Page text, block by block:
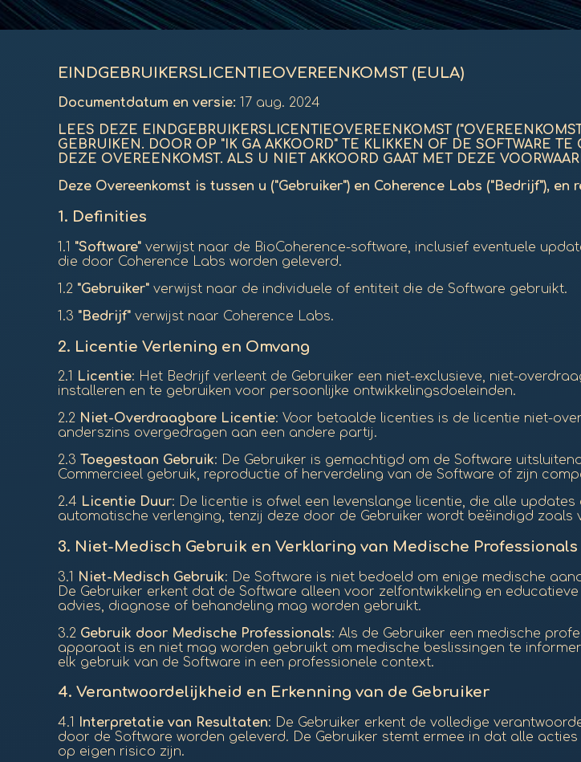
EINDGEBRUIKERSLICENTIEOVEREENKOMST (EULA)
Documentdatum en versie: 17 aug. 2024
LEES DEZE EINDGEBRUIKERSLICENTIEOVEREENKOMST
GEBRUIKEN. DOOR OP "IK GA AKKOORD" TE KLIKKEN OF DE SOFTWARE
DEZE OVEREENKOMST. ALS U NIET AKKOORD GAAT MET DEZE
Deze Overeenkomst is tussen u ("Gebruiker") en Coherence Labs ("Bedrijf"),
1. Definities
1.1 "Software" verwijst naar de BioCoherence-software, inclusief eventuele
die door Coherence Labs worden geleverd.
1.2 "Gebruiker" verwijst naar de individuele of entiteit die de Software gebruikt.
1.3 "Bedrijf" verwijst naar Coherence Labs.
2. Licentie Verlening en Omvang
2.1 Licentie: Het Bedrijf verleent de Gebruiker een niet-exclusieve, niet-
installeren en te gebruiken voor persoonlijke ontwikkelingsdoeleinden.
2.2 Niet-Overdraagbare Licentie: Voor betaalde licenties is de licentie niet-
anderszins overgedragen aan een andere partij.
2.3 Toegestaan Gebruik: De Gebruiker is gemachtigd om de Software
Commercieel gebruik, reproductie of herverdeling van de Software of zijn
2.4 Licentie Duur: De licentie is ofwel een levenslange licentie, die alle
automatische verlenging, tenzij deze door de Gebruiker wordt beëindigd zoals
3. Niet-Medisch Gebruik en Verklaring van Medische Professionals
3.1 Niet-Medisch Gebruik: De Software is niet bedoeld om enige medische
De Gebruiker erkent dat de Software alleen voor zelfontwikkeling en
advies, diagnose of behandeling mag worden gebruikt.
3.2 Gebruik door Medische Professionals: Als de Gebruiker een medische
apparaat is en niet mag worden gebruikt om medische beslissingen te
elk gebruik van de Software in een professionele context.
4. Verantwoordelijkheid en Erkenning van de Gebruiker
4.1 Interpretatie van Resultaten: De Gebruiker erkent de volledige
door de Software worden geleverd. De Gebruiker stemt ermee in dat alle
op eigen risico zijn.